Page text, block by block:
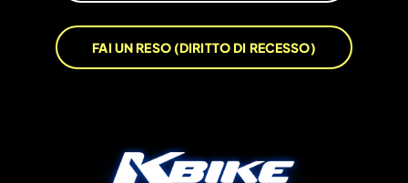
FAI UN RESO (DIRITTO DI RECESSO)